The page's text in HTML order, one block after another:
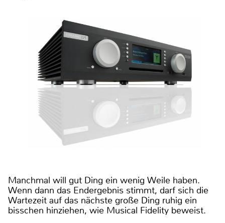
Manchmal will gut Ding ein wenig Weile haben.
Wenn dann das Endergebnis stimmt, darf sich die
Wartezeit auf das nächste große Ding ruhig ein
bisschen hinziehen, wie Musical Fidelity beweist.